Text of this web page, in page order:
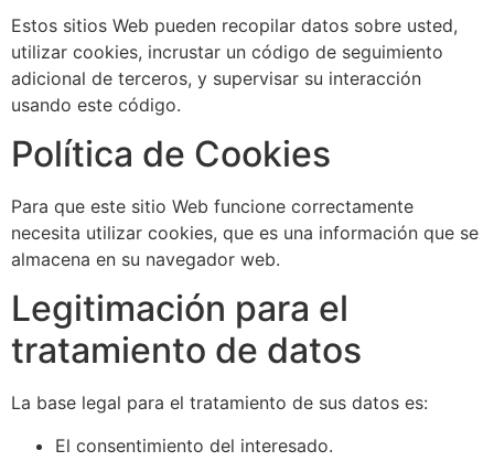
Estos sitios Web pueden recopilar datos sobre usted,
utilizar cookies, incrustar un código de seguimiento
adicional de terceros, y supervisar su interacción
usando este código.
Política de Cookies
Para que este sitio Web funcione correctamente
necesita utilizar cookies, que es una información que se
almacena en su navegador web.
Legitimación para el
tratamiento de datos
La base legal para el tratamiento de sus datos es:
El consentimiento del interesado.